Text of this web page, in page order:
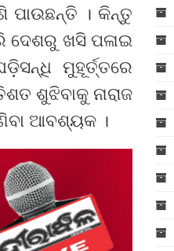
ପାଉଛନ୍ତି । କିନ୍ତୁ
ଦେଶରୁ ଖସି ପଳାଇ
ମୁହୂର୍ତ୍ତରେ
ଶୁଝିବାକୁ ନାରାଜ
ଆବଶ୍ୟକ ।